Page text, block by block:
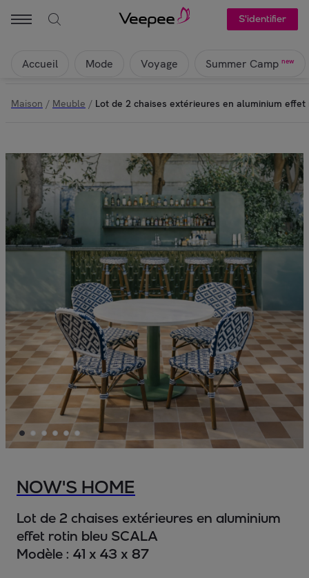
S'identifier
Accueil Mode Voyage Summer Camp new
Maison / Meuble / Lot de 2 chaises extérieures en aluminium effet
NOW'S HOME
Lot de 2 chaises extérieures en aluminium
effet rotin bleu SCALA
Modèle : 41 x 43 x 87